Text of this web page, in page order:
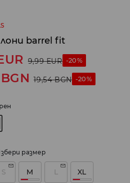
barrel fit
9,99 EUR -20%
BGN 19,54 BGN -20%
размер
S M L XL